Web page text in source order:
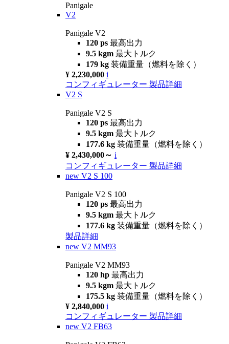
Panigale
V2
Panigale V2
120 ps 最高出力
9.5 kgm 最大トルク
179 kg 装備重量（燃料を除く）
¥ 2,230,000 i
コンフィギュレーター 製品詳細
V2 S
Panigale V2 S
120 ps 最高出力
9.5 kgm 最大トルク
177.6 kg 装備重量（燃料を除く）
¥ 2,430,000～ i
コンフィギュレーター 製品詳細
new V2 S 100
Panigale V2 S 100
120 ps 最高出力
9.5 kgm 最大トルク
177.6 kg 装備重量（燃料を除く）
製品詳細
new V2 MM93
Panigale V2 MM93
120 hp 最高出力
9.5 kgm 最大トルク
175.5 kg 装備重量（燃料を除く）
¥ 2,840,000 i
コンフィギュレーター 製品詳細
new V2 FB63